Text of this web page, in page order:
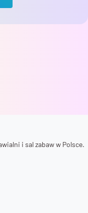
i sal zabaw w Polsce.